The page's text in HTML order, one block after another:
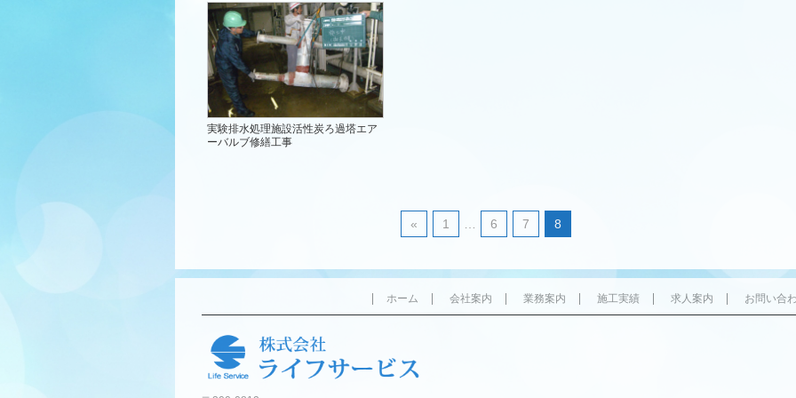
実験排水処理施設活性炭ろ過塔エア
ーバルブ修繕工事
« 1 6 7 8
ホーム 会社案内 業務案内 施工実績 求人案内 お問い合